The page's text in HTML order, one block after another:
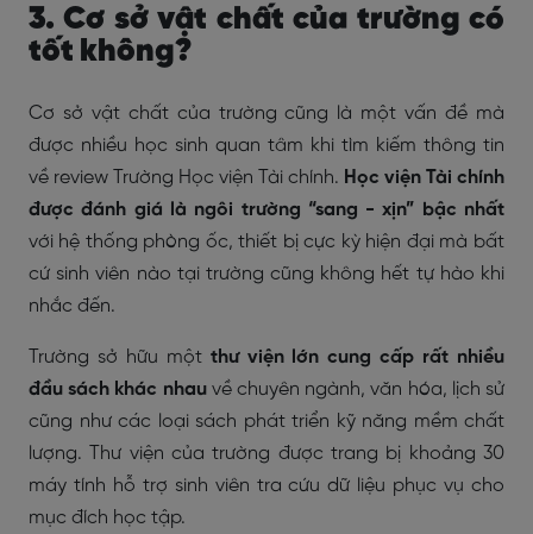
3. Cơ sở vật chất của trường có
tốt không?
Cơ sở vật chất của trường cũng là một vấn đề mà
được nhiều học sinh quan tâm khi tìm kiếm thông tin
về review Trường Học viện Tài chính. Học viện Tài chính
được đánh giá là ngôi trường “sang - xịn” bậc nhất
với hệ thống phòng ốc, thiết bị cực kỳ hiện đại mà bất
cứ sinh viên nào tại trường cũng không hết tự hào khi
nhắc đến.
Trường sở hữu một thư viện lớn cung cấp rất nhiều
đầu sách khác nhauvề chuyên ngành, văn hóa, lịch sử
cũng như các loại sách phát triển kỹ năng mềm chất
lượng. Thư viện của trường được trang bị khoảng 30
máy tính hỗ trợ sinh viên tra cứu dữ liệu phục vụ cho
mục đích học tập.